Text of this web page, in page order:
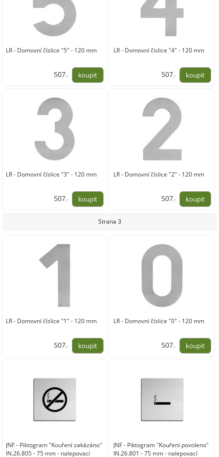
LR - Domovní číslice "5" - 120 mm
507,-
LR - Domovní číslice "4" - 120 mm
507,-
LR - Domovní číslice "3" - 120 mm
507,-
LR - Domovní číslice "2" - 120 mm
507,-
Strana 3
LR - Domovní číslice "1" - 120 mm
507,-
LR - Domovní číslice "0" - 120 mm
507,-
JNF - Piktogram "Kouření zakázáno"
IN.26.805 - 75 mm - nalepovací
JNF - Piktogram "Kouření povoleno"
IN.26.801 - 75 mm - nalepovací